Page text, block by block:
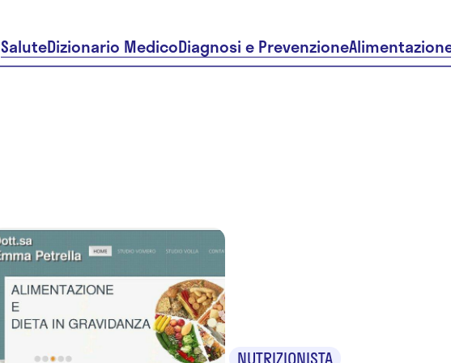
SaluteDizionario MedicoDiagnosi e Prevenzione
NUTRIZIONISTA